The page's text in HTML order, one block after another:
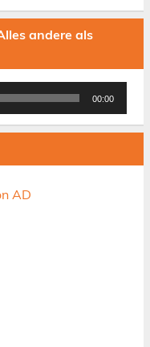
andere als
00:00
AD